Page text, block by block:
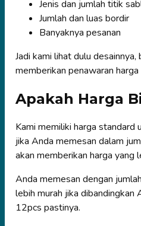
Jenis dan jumlah titik
Jumlah dan luas bordir
Banyaknya pesanan
Jadi kami lihat dulu desainnya,
memberikan penawaran
Apakah Harga
Kami memiliki harga standard
jika Anda memesan dalam
akan memberikan harga yang
Anda memesan dengan
lebih murah jika dibandingkan
12pcs pastinya.